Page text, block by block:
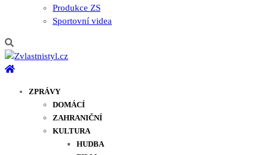
Produkce ZS
Sportovní videa
ZPRÁVY
DOMÁCÍ
ZAHRANIČNÍ
KULTURA
HUDBA